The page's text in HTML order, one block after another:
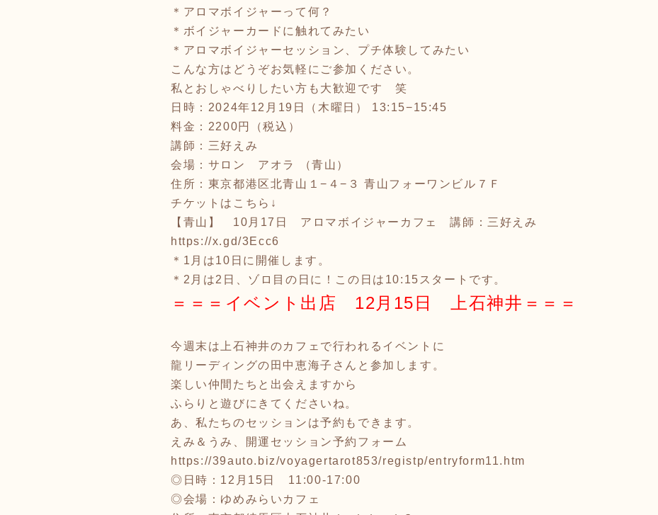
＊アロマボイジャーって何？
＊ボイジャーカードに触れてみたい
＊アロマボイジャーセッション、プチ体験してみたい
こんな方はどうぞお気軽にご参加ください。
私とおしゃべりしたい方も大歓迎です 笑
日時：2024年12月19日（木曜日） 13:15−15:45
料金：2200円（税込）
講師：三好えみ
会場：サロン アオラ （青山）
住所：東京都港区北青山１−４−３ 青山フォーワンビル７Ｆ
チケットはこちら↓
【青山】 10月17日 アロマボイジャーカフェ 講師：三好えみ
https://x.gd/3Ecc6
＊1月は10日に開催します。
＊2月は2日、ゾロ目の日に！この日は10:15スタートです。
＝＝＝イベント出店 12月15日 上石神井＝＝＝
今週末は上石神井のカフェで行われるイベントに
龍リーディングの田中恵海子さんと参加します。
楽しい仲間たちと出会えますから
ふらりと遊びにきてくださいね。
あ、私たちのセッションは予約もできます。
えみ＆うみ、開運セッション予約フォーム
https://39auto.biz/voyagertarot853/registp/entryform11.htm
◎日時：12月15日 11:00-17:00
◎会場：ゆめみらいカフェ